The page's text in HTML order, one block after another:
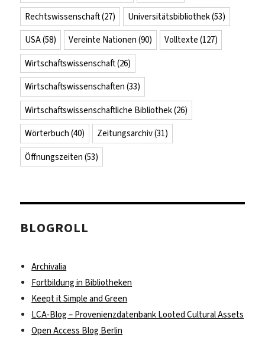
Rechtswissenschaft(27) Universitätsbibliothek(53)
USA(58) Vereinte Nationen (90) Volltexte (127)
Wirtschaftswissenschaft(26)
Wirtschaftswissenschaften (33)
Wirtschaftswissenschaftliche Bibliothek(26)
Wörterbuch (40) Zeitungsarchiv(31)
Öffnungszeiten (53)
BLOGROLL
Archivalia
Fortbildung in Bibliotheken
Keept it Simple and Green
LCA-Blog – Provenienzdatenbank Looted Cultural Assets
Open Access Blog Berlin